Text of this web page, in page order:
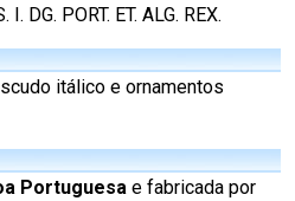
DG. PORT. ET. ALG. REX.
itálico e ornamentos
Portuguesa e fabricada por